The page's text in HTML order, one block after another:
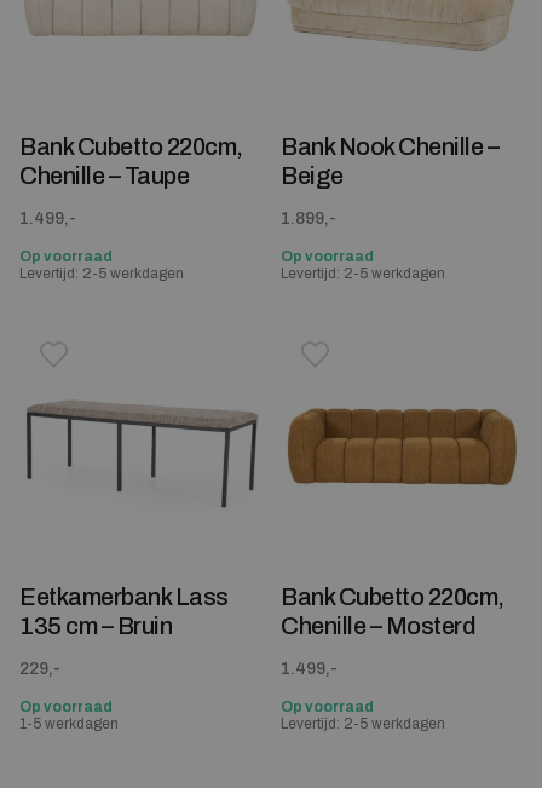
Bank Cubetto 220cm,
Chenille – Taupe
1.499,-
Op voorraad
Levertijd: 2-5 werkdagen
Bank Nook Chenille –
Beige
1.899,-
Op voorraad
Levertijd: 2-5 werkdagen
Toevoegen aan verlanglijstje
Verwijderen van verlanglijst
Eetkamerbank Lass
135 cm – Bruin
229,-
Op voorraad
1-5 werkdagen
Toevoegen aan
Verwijderen van verlanglijst
Bank Cubetto 220cm,
Chenille – Mosterd
1.499,-
Op voorraad
Levertijd: 2-5 werkdagen